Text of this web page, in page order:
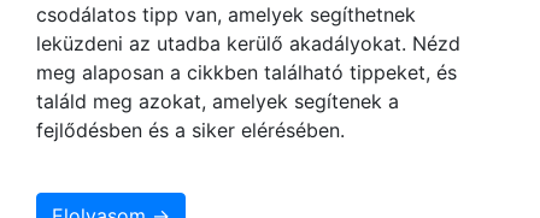
csodálatos tipp van, amelyek segíthetnek
leküzdeni az utadba kerülő akadályokat. Nézd
meg alaposan a cikkben található tippeket, és
találd meg azokat, amelyek segítenek a
fejlődésben és a siker elérésében.